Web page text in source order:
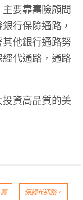
要靠壽險顧問
行保險通路，
他銀行通路努
代通路，通路
資高品質的美
保經代通路。